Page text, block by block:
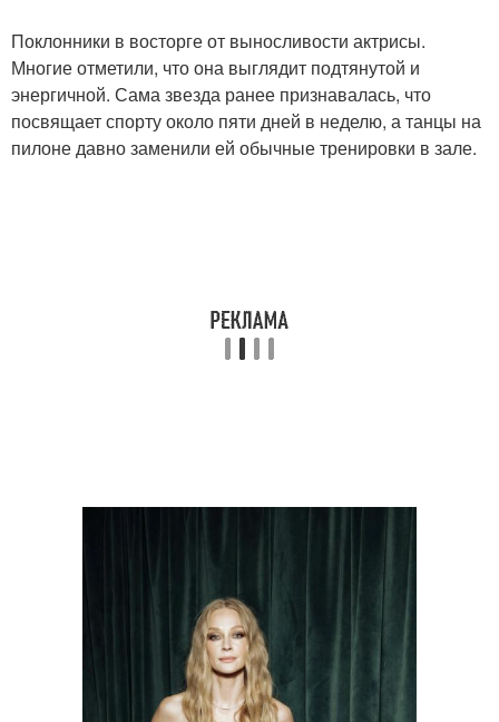
Поклонники в восторге от выносливости актрисы.
Многие отметили, что она выглядит подтянутой и
энергичной. Сама звезда ранее признавалась, что
посвящает спорту около пяти дней в неделю, а танцы на
пилоне давно заменили ей обычные тренировки в зале.